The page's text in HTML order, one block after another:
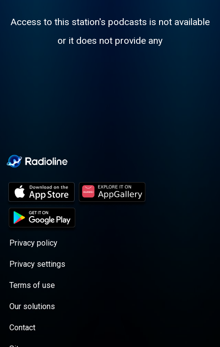
Access to this station's podcasts is not available
or it does not provide any
Privacy policy
Privacy settings
Terms of use
Our solutions
Contact